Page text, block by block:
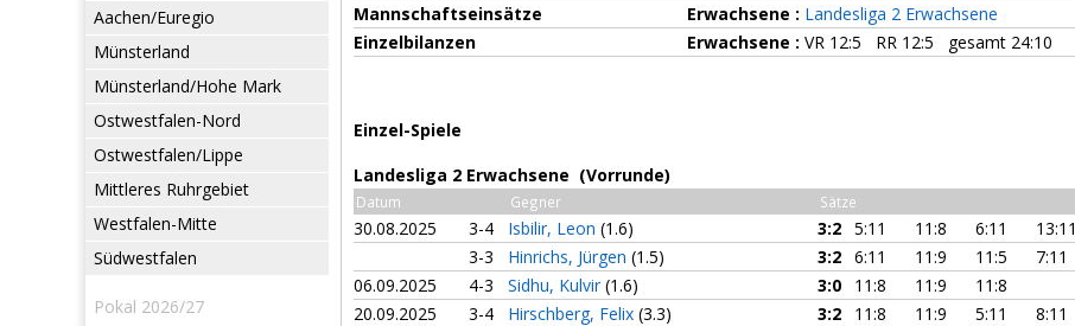
Aachen/Euregio
Münsterland
Münsterland/Hohe Mark
Ostwestfalen-Nord
Ostwestfalen/Lippe
Mittleres Ruhrgebiet
Westfalen-Mitte
Südwestfalen
Pokal 2026/27
Mannschaftseinsätze
Erwachsene : Landesliga 2 Erwachsene
Einzelbilanzen
Erwachsene : VR 12:5 RR 12:5 gesamt 24:10
Einzel-Spiele
Landesliga 2 Erwachsene (Vorrunde)
Datum Gegner Sätze
30.08.2025 3-4 Isbilir, Leon (1.6) 3:2 5:11 11:8 6:11 13:11
3-3
Hinrichs, Jürgen (1.5) 3:2 6:11 11:9 11:5 7:11
06.09.2025
4-3 Sidhu, Kulvir (1.6) 3:0 11:8 11:9 11:8
20.09.2025
3-4 Hirschberg, Felix (3.3) 3:2 11:8 11:9 5:11 8:11